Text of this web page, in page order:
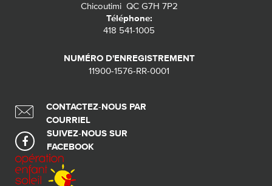
Chicoutimi QC G7H 7P2
Téléphone:
418 541-1005
NUMÉRO D'ENREGISTREMENT
11900-1576-RR-0001
CONTACTEZ-NOUS PAR
COURRIEL
SUIVEZ-NOUS SUR
FACEBOOK